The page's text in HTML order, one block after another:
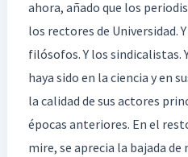
ahora, añado que los
los rectores de Universidad.
filósofos. Y los sindicalistas.
haya sido en la ciencia y en
la calidad de sus actores
épocas anteriores. En el
mire, se aprecia la bajada